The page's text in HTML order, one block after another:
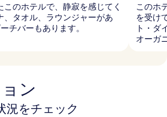
のホテルで、静寂を感じてく
、タオル、ラウンジャーがあ
チバーもあります。
このホ
を受け
ト・ダ
オーガ
ン
況をチェック